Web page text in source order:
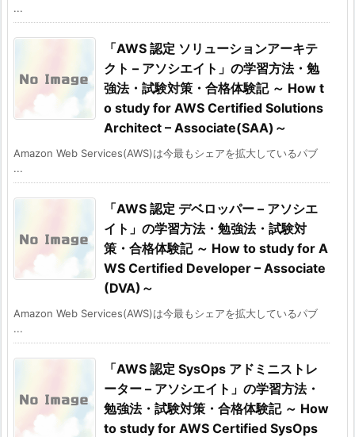
...
「AWS 認定 ソリューションアーキテ
クト – アソシエイト」の学習方法・勉
強法・試験対策・合格体験記 ～ How t
o study for AWS Certified Solutions
Architect – Associate(SAA)～
Amazon Web Services(AWS)は今最もシェアを拡大しているパブ
...
「AWS 認定 デベロッパー – アソシエ
イト」の学習方法・勉強法・試験対
策・合格体験記 ～ How to study for A
WS Certified Developer – Associate
(DVA)～
Amazon Web Services(AWS)は今最もシェアを拡大しているパブ
...
「AWS 認定 SysOps アドミニストレ
ーター – アソシエイト」の学習方法・
勉強法・試験対策・合格体験記 ～ How
to study for AWS Certified SysOps